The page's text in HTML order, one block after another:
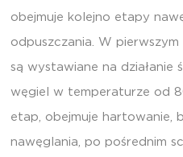
obejmuje kolejno etapy
odpuszczania. W
są wystawiane na
węgiel w temperaturze od
etap, obejmuje hartowanie,
nawęglania, po pośrednim